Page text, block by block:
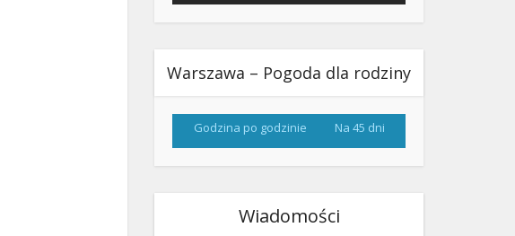
Warszawa – Pogoda dla rodziny
Godzina po godzinie Na 45 dni
Wiadomości